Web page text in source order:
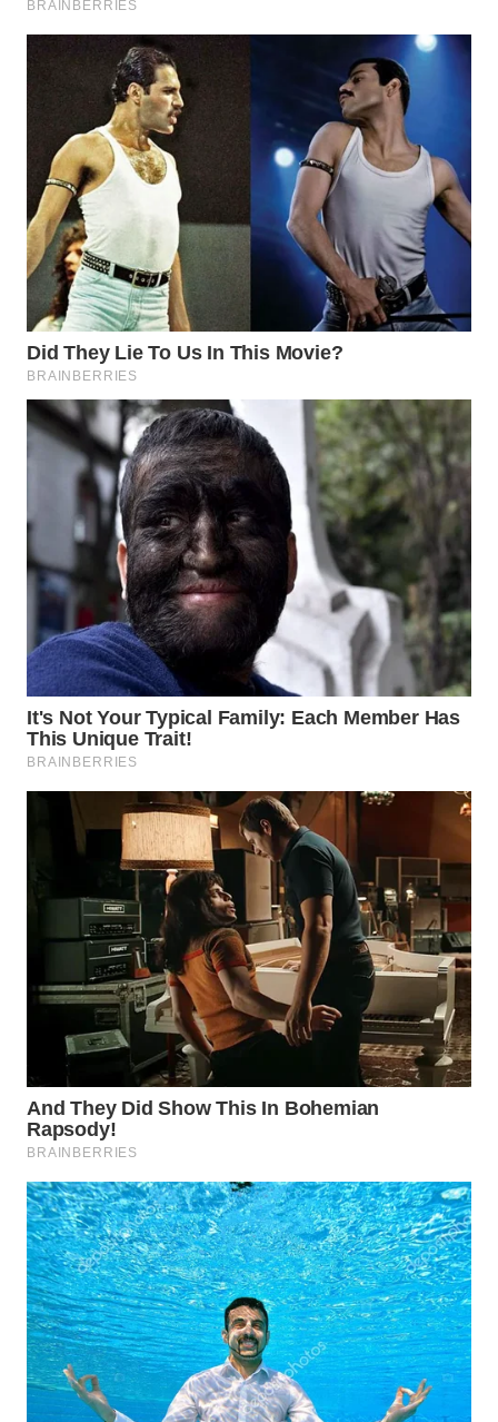
SERDANG
WN
TEBING
TINGGI
WN
PAKPAK
WN
KARAWANG
WN
BEKASI
WN
BOGOR
WN
DEPOK
WN
TAPANULI
UTARA
WN
WN
WN
SUMEDANG
CIANJUR
WN
KEPULAUAN
SERIBU
WN
TANGERANG
WN
BINJAI
WN
CIREBON